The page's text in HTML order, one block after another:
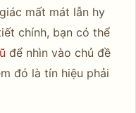
mất mát lẫn hy
chính, bạn có thể
để nhìn vào chủ đề
đó là tín hiệu phải